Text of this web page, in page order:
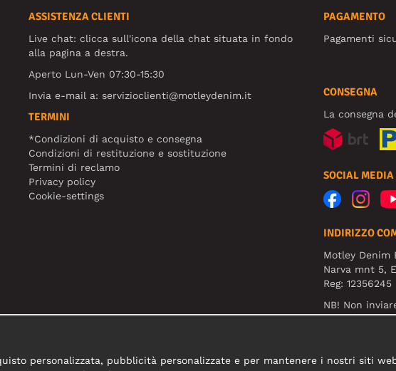
ASSISTENZA CLIENTI
Live chat: clicca sull'icona della chat situata in fondo
alla pagina a destra.
Aperto Lun-Ven 07:30-15:30
Invia e-mail a:servizioclienti@motleydenim.it
TERMINI
*Condizioni di acquisto e consegna
Condizioni di restituzione e sostituzione
Termini di reclamo
Privacy policy
Cookie-settings
PAGAMENTO
Pagamenti
CONSEGNA
La consegna
SOCIAL MEDIA
INDIRIZZO
Motley Denim
Narva mnt 5,
Reg: 12356245
NB! Non
personalizzata, pubblicità personalizzate e per mantenere i nostri siti